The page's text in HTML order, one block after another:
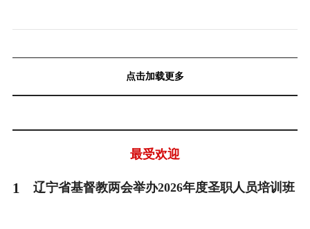
点击加载更多
最受欢迎
1 辽宁省基督教两会举办2026年度圣职人员培训班